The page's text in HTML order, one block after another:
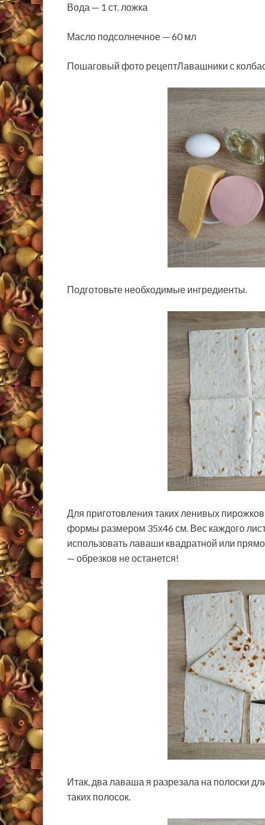
Вода — 1 ст. ложка
Масло подсолнечное — 60 мл
Пошаговый фото рецептЛавашники с
Подготовьте необходимые ингредиенты.
Для приготовления таких ленивых
формы размером 35х46 см. Вес каждого
использовать лаваши квадратной или
— обрезков не останется!
Итак, два лаваша я разрезала на полоски
таких полосок.